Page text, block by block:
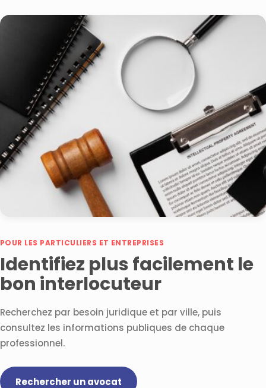
POUR LES PARTICULIERS ET ENTREPRISES
Identifiez plus facilement le
bon interlocuteur
Recherchez par besoin juridique et par ville, puis
consultez les informations publiques de chaque
professionnel.
Rechercher un avocat